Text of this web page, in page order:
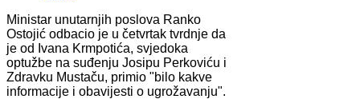
Ministar unutarnjih poslova Ranko
Ostojić odbacio je u četvrtak tvrdnje da
je od Ivana Krmpotića, svjedoka
optužbe na suđenju Josipu Perkoviću i
Zdravku Mustaču, primio "bilo kakve
informacije i obavijesti o ugrožavanju".